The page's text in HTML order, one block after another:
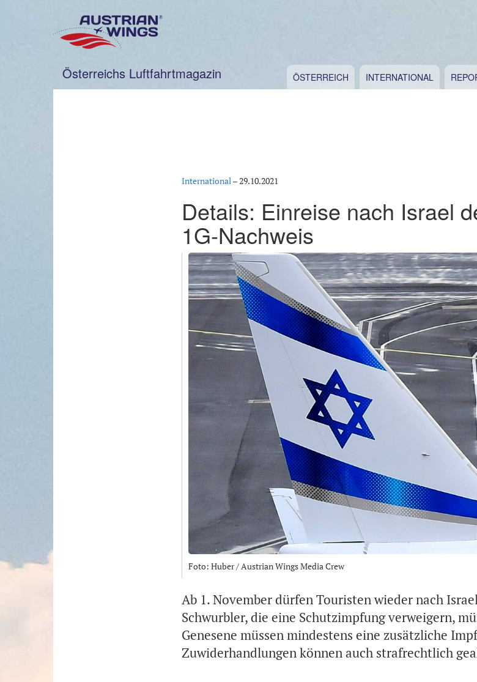
Österreichs Luftfahrtmagazin ÖSTERREICH INTERNATIONAL
International–29.10.2021
Details: Einreise nach Israel
1G-Nachweis
Foto: Huber / Austrian Wings Media Crew
Ab 1. November dürfen Touristen wieder nach
Schwurbler, die eine Schutzimpfung verweigern,
Genesene müssen mindestens eine zusätzliche
Zuwiderhandlungen können auch strafrechtlich